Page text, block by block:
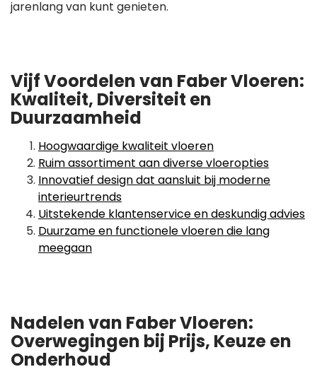
jarenlang van kunt genieten.
Vijf Voordelen van Faber Vloeren:
Kwaliteit, Diversiteit en
Duurzaamheid
Hoogwaardige kwaliteit vloeren
Ruim assortiment aan diverse vloeropties
Innovatief design dat aansluit bij moderne
interieurtrends
Uitstekende klantenservice en deskundig advies
Duurzame en functionele vloeren die lang
meegaan
Nadelen van Faber Vloeren:
Overwegingen bij Prijs, Keuze en
Onderhoud